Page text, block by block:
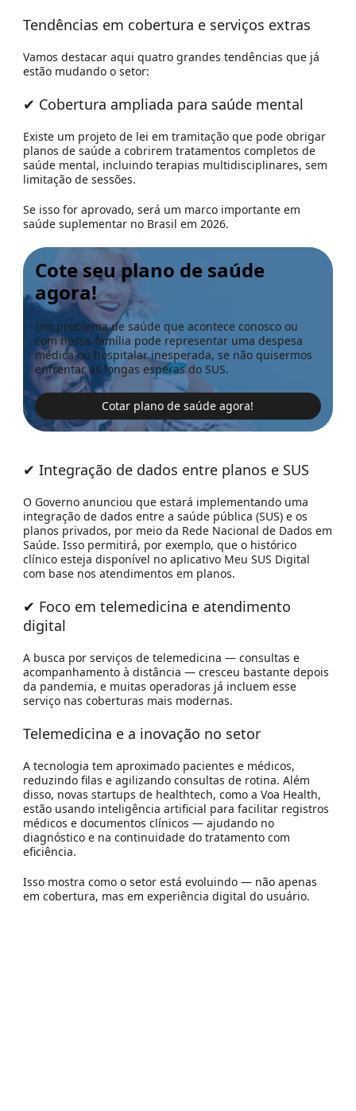
Tendências em cobertura e serviços extras
Vamos destacar aqui quatro grandes tendências que já
estão mudando o setor:
✔ Cobertura ampliada para saúde mental
Existe um projeto de lei em tramitação que pode obrigar
planos de saúde a cobrirem tratamentos completos de
saúde mental, incluindo terapias multidisciplinares, sem
limitação de sessões.
Se isso for aprovado, será um marco importante em
saúde suplementar no Brasil em 2026.
Cote seu plano de saúde
agora!
Um problema de saúde que acontece conosco ou
com nossa família pode representar uma despesa
médica ou hospitalar inesperada, se não quisermos
enfrentar as longas esperas do SUS.
Cotar plano de saúde agora!
✔ Integração de dados entre planos e SUS
O Governo anunciou que estará implementando uma
integração de dados entre a saúde pública (SUS) e os
planos privados, por meio da Rede Nacional de Dados em
Saúde. Isso permitirá, por exemplo, que o histórico
clínico esteja disponível no aplicativo Meu SUS Digital
com base nos atendimentos em planos.
✔ Foco em telemedicina e atendimento
digital
A busca por serviços de telemedicina — consultas e
acompanhamento à distância — cresceu bastante depois
da pandemia, e muitas operadoras já incluem esse
serviço nas coberturas mais modernas.
Telemedicina e a inovação no setor
A tecnologia tem aproximado pacientes e médicos,
reduzindo filas e agilizando consultas de rotina. Além
disso, novas startups de healthtech, como a Voa Health,
estão usando inteligência artificial para facilitar registros
médicos e documentos clínicos — ajudando no
diagnóstico e na continuidade do tratamento com
eficiência.
Isso mostra como o setor está evoluindo — não apenas
em cobertura, mas em experiência digital do usuário.